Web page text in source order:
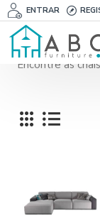
ENTRAR
Encontre as
confortável
A nossa loja